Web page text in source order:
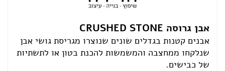
אבן גרוסה CRUSHED STONE
אבנים קטנות בגדלים שונים שנוצרו מגריסת גושי אבן
שנלקחו ממחצבה והמשמשות להכנת בטון או לתשתיות
של כבישים.